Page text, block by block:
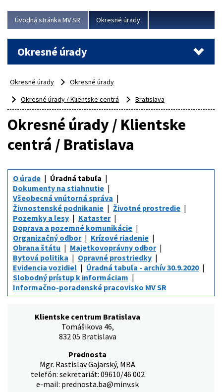
Viac
Úvodná stránka MV SR Okresné úrady
Okresné úrady
Okresné úrady
Okresné úrady
Okresné úrady / Klientske centrá
Bratislava
Okresné úrady / Klientske
centrá / Bratislava
O úrade
Úradná tabuľa
Dokumenty na stiahnutie
Všeobecná vnútorná správa
Živnostenské podnikanie
Životné prostredie
Pozemky a lesy
Kataster
Doprava a pozemné komunikácie
Organizačný odbor
Krízové riadenie
Obrana štátu
Majetkovoprávny odbor
Bytová politika
Opravné prostriedky
Evidencia vozidiel
Úradná tabuľa - archív 30.9.2020
Slobodný prístup k informáciam
Informačno-poradenské pracovisko MV SR
Klientske centrum Bratislava
Tomášikova 46,
832 05 Bratislava
Prednosta
Mgr. Rastislav Gajarský, MBA
telefón: sekretariát: 09610/46 002
e-mail: prednosta.ba@minv.sk